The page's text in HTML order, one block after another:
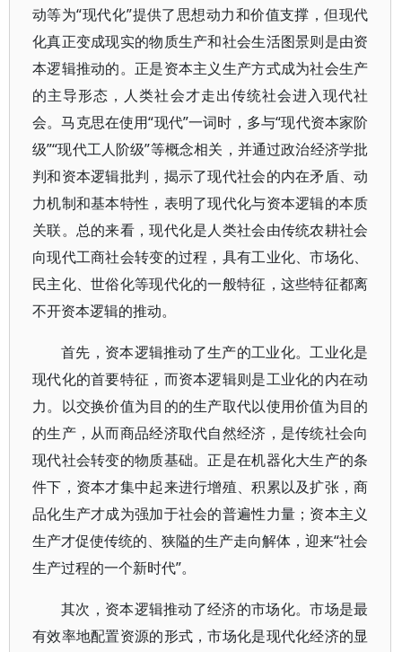
动等为“现代化”提供了思想动力和价值支撑，但现代
化真正变成现实的物质生产和社会生活图景则是由资
本逻辑推动的。正是资本主义生产方式成为社会生产
的主导形态，人类社会才走出传统社会进入现代社
会。马克思在使用“现代”一词时，多与“现代资本家阶
级”“现代工人阶级”等概念相关，并通过政治经济学批
判和资本逻辑批判，揭示了现代社会的内在矛盾、动
力机制和基本特性，表明了现代化与资本逻辑的本质
关联。总的来看，现代化是人类社会由传统农耕社会
向现代工商社会转变的过程，具有工业化、市场化、
民主化、世俗化等现代化的一般特征，这些特征都离
不开资本逻辑的推动。
首先，资本逻辑推动了生产的工业化。工业化是
现代化的首要特征，而资本逻辑则是工业化的内在动
力。以交换价值为目的的生产取代以使用价值为目的
的生产，从而商品经济取代自然经济，是传统社会向
现代社会转变的物质基础。正是在机器化大生产的条
件下，资本才集中起来进行增殖、积累以及扩张，商
品化生产才成为强加于社会的普遍性力量；资本主义
生产才促使传统的、狭隘的生产走向解体，迎来“社会
生产过程的一个新时代”。
其次，资本逻辑推动了经济的市场化。市场是最
有效率地配置资源的形式，市场化是现代化经济的显